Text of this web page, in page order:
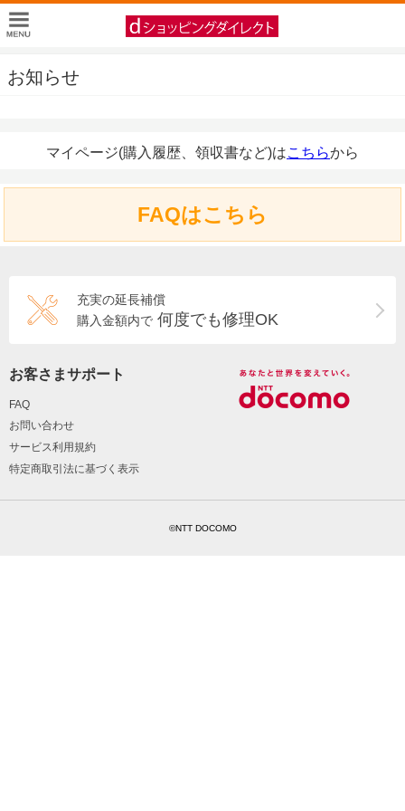
お知らせ
マイページ(購入履歴、領収書など)はこちらから
FAQはこちら
充実の延長補償
購入金額内で 何度でも修理OK
お客さまサポート
FAQ
お問い合わせ
サービス利用規約
特定商取引法に基づく表示
©NTT DOCOMO